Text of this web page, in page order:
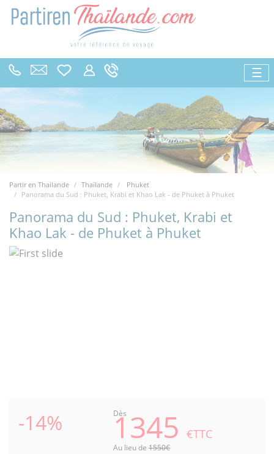
☰
Partir en Thailande Thaïlande
Phuket
Panorama du Sud : Phuket, Krabi et Khao Lak - de Phuket à Phuket
Panorama du Sud : Phuket, Krabi et
Khao Lak - de Phuket à Phuket
-14% Dès
1345€TTC
Au lieu de1550€